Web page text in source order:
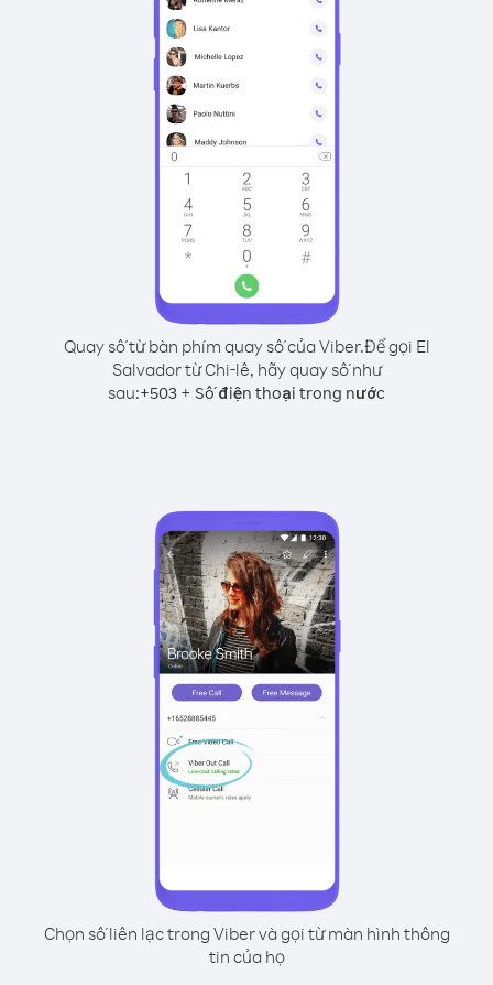
Quay số từ bàn phím quay số của Viber.Để gọi El
Salvador từ Chi-lê, hãy quay số như
sau:+503 + Số điện thoại trong nước
Chọn số liên lạc trong Viber và gọi từ màn hình thông
tin của họ